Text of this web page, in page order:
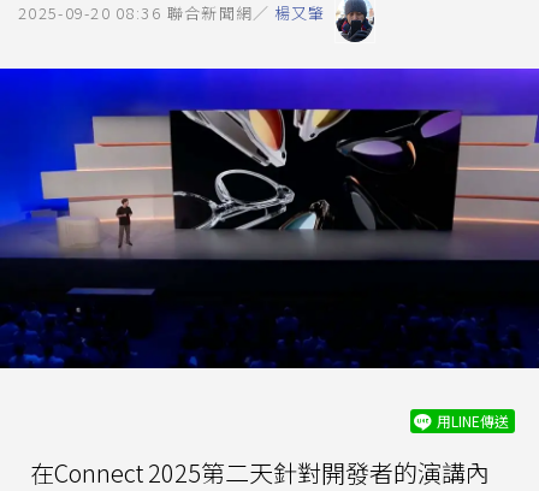
2025-09-20 08:36 聯合新聞網／ 楊又肇
用LINE傳送
在Connect 2025第二天針對開發者的演講內